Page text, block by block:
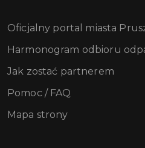
Oficjalny portal miasta
Harmonogram odbioru
Jak zostać partnerem
Pomoc / FAQ
Mapa strony